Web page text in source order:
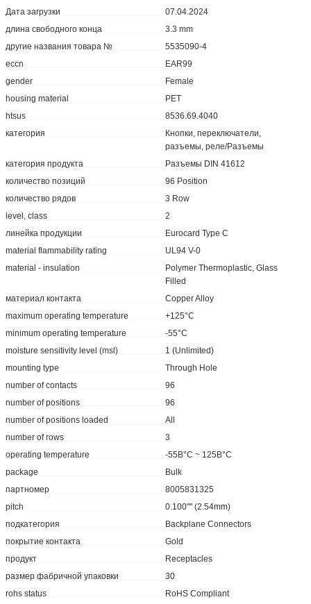
Дата загрузки
07.04.2024
длина свободного конца
3.3 mm
другие названия товара №
5535090-4
eccn
EAR99
gender
Female
housing material
PET
htsus
8536.69.4040
категория
Кнопки, переключатели,
разъемы, реле/Разъемы
категория продукта
Разъемы DIN 41612
количество позиций
96 Position
количество рядов
3 Row
level, class
2
линейка продукции
Eurocard Type C
material flammability rating
UL94 V-0
material - insulation
Polymer Thermoplastic, Glass
Filled
материал контакта
Copper Alloy
maximum operating temperature
+125°C
minimum operating temperature
-55°C
moisture sensitivity level (msl)
1 (Unlimited)
mounting type
Through Hole
number of contacts
96
number of positions
96
number of positions loaded
All
number of rows
3
operating temperature
-55В°C ~ 125В°C
package
Bulk
партномер
8005831325
pitch
0.100"" (2.54mm)
подкатегория
Backplane Connectors
покрытие контакта
Gold
продукт
Receptacles
размер фабричной упаковки
30
rohs status
RoHS Compliant